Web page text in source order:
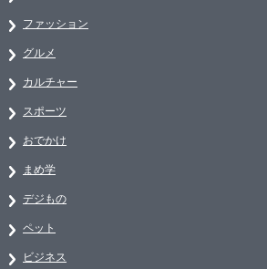
ファッション
グルメ
カルチャー
スポーツ
おでかけ
まめ学
デジもの
ペット
ビジネス